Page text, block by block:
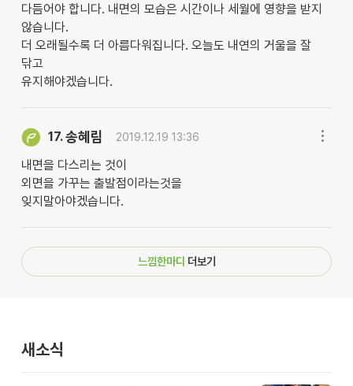
다듬어야 합니다. 내면의 모습은 시간이나 세월에 영향을 받지
않습니다.
더 오래될수록 더 아름다워집니다. 오늘도 내연의 거울을 잘
닦고
유지해야겠습니다.
17.송혜림 2019.12.19 13:36
내면을 다스리는 것이
외면을 가꾸는 출발점이라는것을
잊지말아야겠습니다.
느낌한마디 더보기
새소식